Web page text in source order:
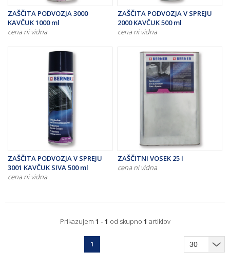
ZAŠČITA PODVOZJA 3000
KAVČUK 1000 ml
cena ni vidna
ZAŠČITA PODVOZJA V SPREJU
2000 KAVČUK 500 ml
cena ni vidna
ZAŠČITA PODVOZJA V SPREJU
3001 KAVČUK SIVA 500 ml
cena ni vidna
ZAŠČITNI VOSEK 25 l
cena ni vidna
Prikazujem 1 - 1 od skupno 1 artiklov
1